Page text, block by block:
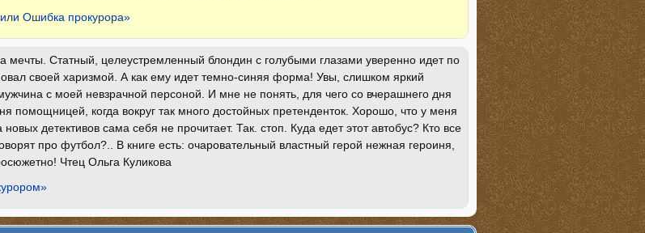
Ошибка прокурора»
мечты. Статный, целеустремленный блондин с голубыми глазами уверенно идет по
своей харизмой. А как ему идет темно-синяя форма! Увы, слишком яркий
мужчина с моей невзрачной персоной. И мне не понять, для чего со вчерашнего дня
помощницей, когда вокруг так много достойных претенденток. Хорошо, что у меня
новых детективов сама себя не прочитает. Так. стоп. Куда едет этот автобус? Кто все
про футбол?.. В книге есть: очаровательный властный герой нежная героиня,
Чтец Ольга Куликова